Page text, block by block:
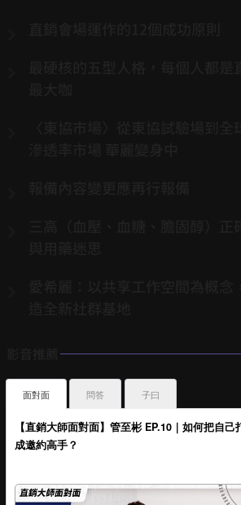
面對面
【直銷大師面對面】管至彬 EP.10｜如何把自己
成邀約高手？
問答 子曰